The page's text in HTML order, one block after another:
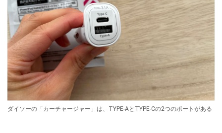
ダイソーの「カーチャージャー」は、TYPE-AとTYPE-Cの2つのポートがある